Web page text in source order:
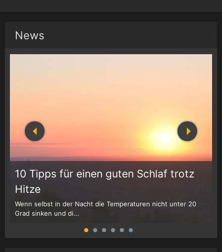
News
10 Tipps für einen guten Schlaf trotz
Hitze
Wenn selbst in der Nacht die Temperaturen nicht unter 20
Grad sinken und di...